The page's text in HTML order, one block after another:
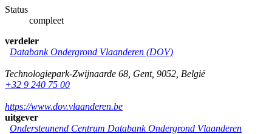
Status
compleet
verdeler
Databank Ondergrond Vlaanderen (DOV)
Technologiepark-Zwijnaarde 68 Gent, 9052 België
+32 9 240 75 00
https://www.dov.vlaanderen.be
uitgever
Ondersteunend Centrum Databank Ondergrond Vlaanderen